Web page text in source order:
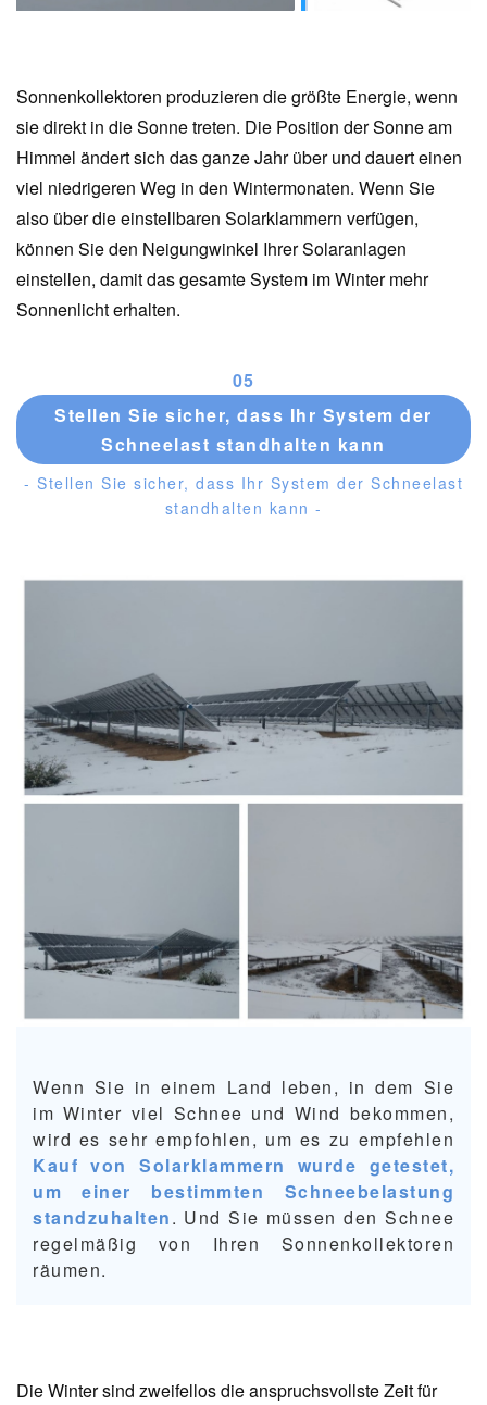
Sonnenkollektoren produzieren die größte Energie, wenn
sie direkt in die Sonne treten. Die Position der Sonne am
Himmel ändert sich das ganze Jahr über und dauert einen
viel niedrigeren Weg in den Wintermonaten. Wenn Sie
also über die einstellbaren Solarklammern verfügen,
können Sie den Neigungwinkel Ihrer Solaranlagen
einstellen, damit das gesamte System im Winter mehr
Sonnenlicht erhalten.
05
Stellen Sie sicher, dass Ihr System der
Schneelast standhalten kann
- Stellen Sie sicher, dass Ihr System der Schneelast
standhalten kann -
Wenn Sie in einem Land leben, in dem Sie
im Winter viel Schnee und Wind bekommen,
wird es sehr empfohlen, um es zu empfehlen
Kauf von Solarklammern wurde getestet,
um einer bestimmten Schneebelastung
standzuhalten. Und Sie müssen den Schnee
regelmäßig von Ihren Sonnenkollektoren
räumen.
Die Winter sind zweifellos die anspruchsvollste Zeit für